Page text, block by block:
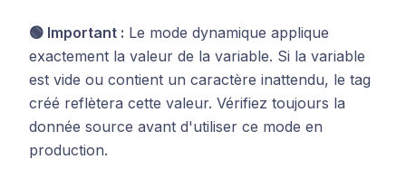
🟢 Important : Le mode dynamique applique
exactement la valeur de la variable. Si la variable
est vide ou contient un caractère inattendu, le tag
créé reflètera cette valeur. Vérifiez toujours la
donnée source avant d'utiliser ce mode en
production.